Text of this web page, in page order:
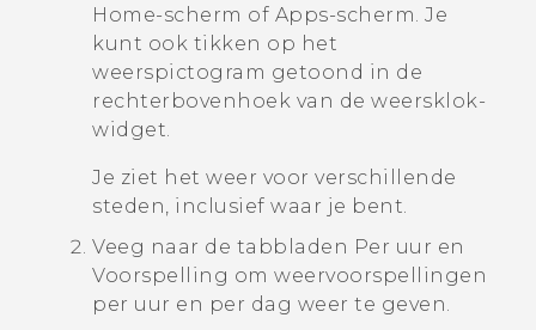
Home-scherm of Apps-scherm. Je
kunt ook tikken op het
weerspictogram getoond in de
rechterbovenhoek van de weersklok-
widget.
Je ziet het weer voor verschillende
steden, inclusief waar je bent.
Veeg naar de tabbladen Per uur en
Voorspelling om weervoorspellingen
per uur en per dag weer te geven.